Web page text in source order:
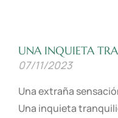
UNA INQUIETA
07/11/2023
Una extraña
Una inquieta